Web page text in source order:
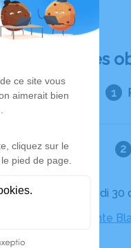
Déroulé des
Le vendredi
Église Sainte